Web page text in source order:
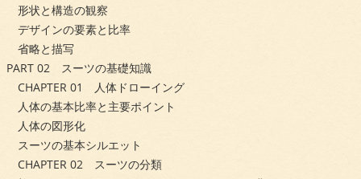
形状と構造の観察
デザインの要素と比率
省略と描写
PART 02 スーツの基礎知識
CHAPTER 01 人体ドローイング
人体の基本比率と主要ポイント
人体の図形化
スーツの基本シルエット
CHAPTER 02 スーツの分類